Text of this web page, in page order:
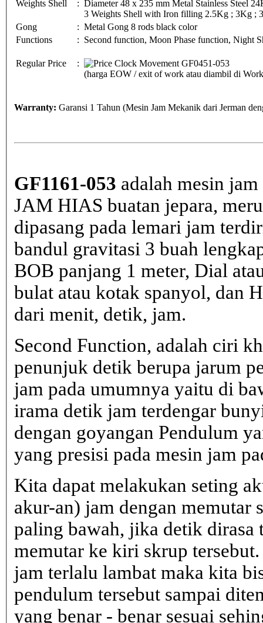
Weights Shell
: Diameter 48 x 235 mm Metal Stainless Steel
3 Weights Shell with Iron filling 2.5Kg ; 3Kg ;
Gong
: Metal Gong 8 rods black color
Functions
: Second function, Moon Phase function, Night
Regular Price
:
(harga EOW / exit of work atau diambil di
Warranty: Garansi 1 Tahun (Mesin Jam Mekanik dari Jerman
GF1161-053 adalah mesin
JAM HIAS buatan jepara,
dipasang pada lemari jam
bandul gravitasi 3 buah
BOB panjang 1 meter, Dial
bulat atau kotak spanyol, dan
dari menit, detik, jam.
Second Function, adalah ciri
penunjuk detik berupa jarum
jam pada umumnya yaitu di
irama detik jam terdengar
dengan goyangan Pendulum
yang presisi pada mesin jam
Kita dapat melakukan seting
akur-an) jam dengan memutar
paling bawah, jika detik dirasa
memutar ke kiri skrup
jam terlalu lambat maka kita
pendulum tersebut sampai
yang benar - benar sesuai